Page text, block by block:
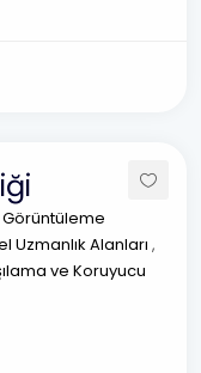
Görüntüleme
Uzmanlık Alanları ,
ve Koruyucu